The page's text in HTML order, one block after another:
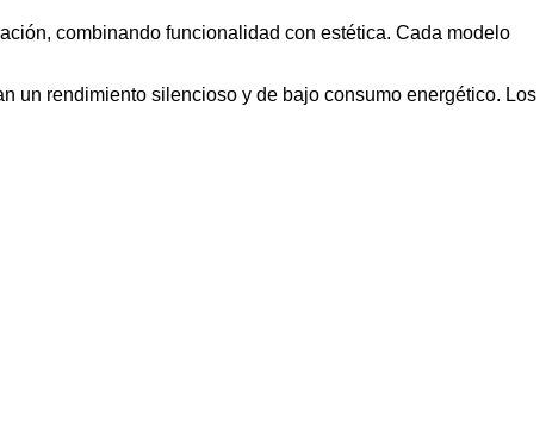
combinando funcionalidad con estética. Cada modelo
un rendimiento silencioso y de bajo consumo energético. Los